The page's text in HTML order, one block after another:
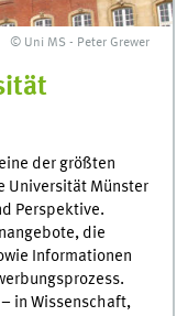
© Uni MS - Peter Grewer
der größten
Universität Münster
Perspektive.
die
Informationen
in Wissenschaft,